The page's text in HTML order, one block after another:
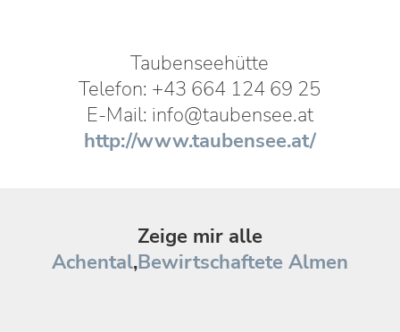
Taubenseehütte
Telefon: +43 664 124 69 25
E-Mail: info@taubensee.at
http://www.taubensee.at/
Zeige mir alle
Achental,Bewirtschaftete Almen